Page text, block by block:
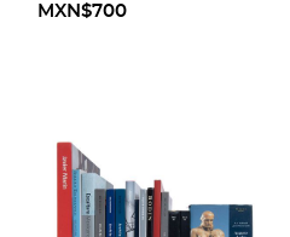
MÉXICO:
MXN$700